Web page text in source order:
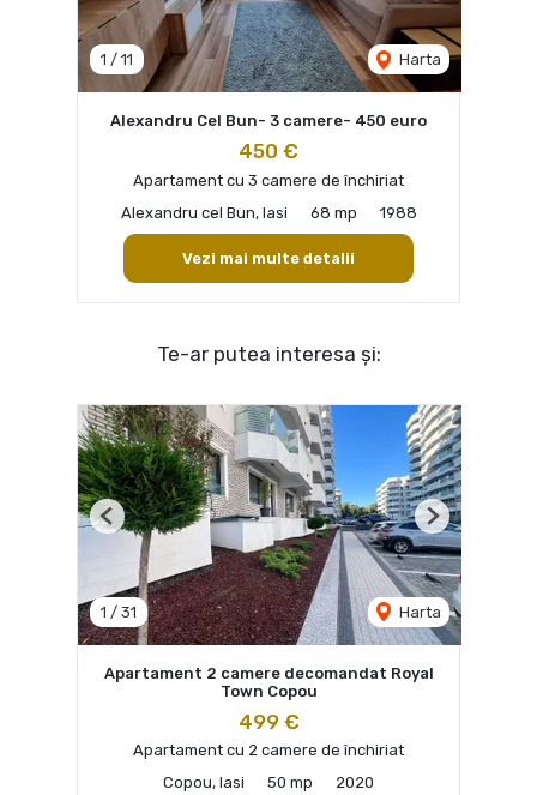
1 / 11 Harta
Alexandru Cel Bun- 3 camere- 450 euro
450 €
Apartament cu 3 camere de închiriat
Alexandru cel Bun, Iasi
68 mp 1988
Vezi mai multe detalii
Te-ar putea interesa și:
1 / 31 Harta
Previous Next
Apartament 2 camere decomandat Royal
Town Copou
499 €
Apartament cu 2 camere de închiriat
Copou, Iasi
50 mp 2020